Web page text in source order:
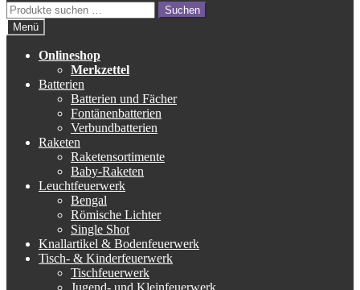
Suche
nach:
Suchen
Menü
Onlineshop
Merkzettel
Batterien
Batterien und Fächer
Fontänenbatterien
Verbundbatterien
Raketen
Raketensortimente
Baby-Raketen
Leuchtfeuerwerk
Bengal
Römische Lichter
Single Shot
Knallartikel & Bodenfeuerwerk
Tisch- & Kinderfeuerwerk
Tischfeuerwerk
Jugend- und Kleinfeuerwerk